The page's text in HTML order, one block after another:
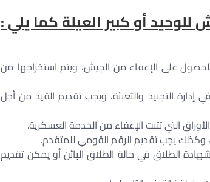
أو كبير العيلة كما يلي :
للحصول على الإعفاء من الجيش، ويتم استخراجها من
التجنيد والتعبئة، ويجب تقديم القيد من أجل
التي تثبت الإعفاء من الخدمة العسكرية.
وكذلك يجب تقديم الرقم القومي للمتقدم.
الطلاق في حالة الطلاق البائن أو يمكن تقديم